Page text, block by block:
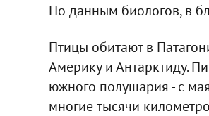
По данным биологов, в
Птицы обитают в
Америку и Антарктиду.
южного полушария - с
многие тысячи